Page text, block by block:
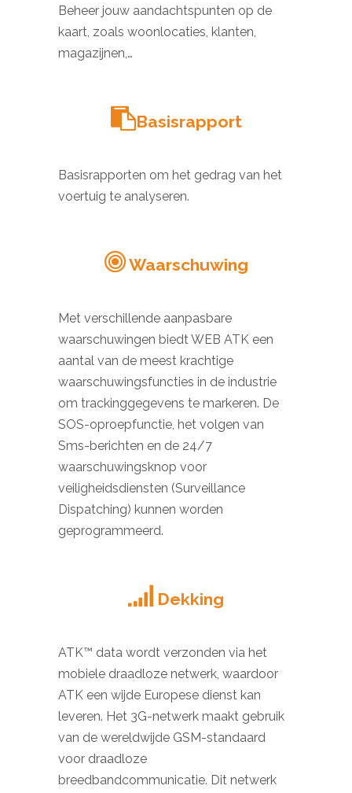
Beheer jouw aandachtspunten op de
kaart, zoals woonlocaties, klanten,
magazijnen,…
Basisrapport
Basisrapporten om het gedrag van het
voertuig te analyseren.
Waarschuwing
Met verschillende aanpasbare
waarschuwingen biedt WEB ATK een
aantal van de meest krachtige
waarschuwingsfuncties in de industrie
om trackinggegevens te markeren. De
SOS-oproepfunctie, het volgen van
Sms-berichten en de 24/7
waarschuwingsknop voor
veiligheidsdiensten (Surveillance
Dispatching) kunnen worden
geprogrammeerd.
Dekking
ATK™ data wordt verzonden via het
mobiele draadloze netwerk, waardoor
ATK een wijde Europese dienst kan
leveren. Het 3G-netwerk maakt gebruik
van de wereldwijde GSM-standaard
voor draadloze
breedbandcommunicatie. Dit netwerk